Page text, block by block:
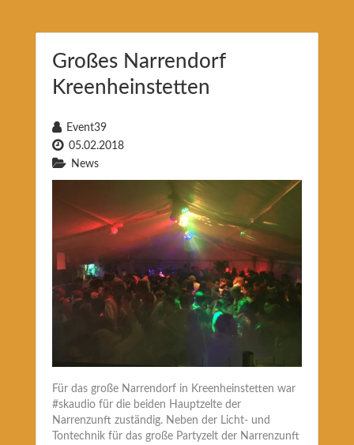
Großes Narrendorf
Kreenheinstetten
Event39
05.02.2018
News
Für das große Narrendorf in Kreenheinstetten war
#skaudio für die beiden Hauptzelte der
Narrenzunft zuständig. Neben der Licht- und
Tontechnik für das große Partyzelt der Narrenzunft